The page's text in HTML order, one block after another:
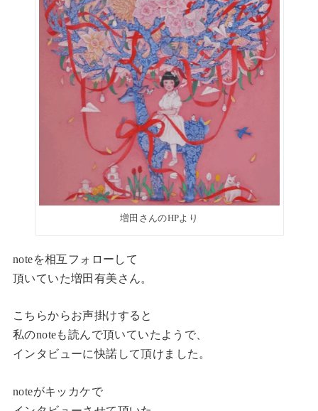
増田さんのHPより
noteを相互フォローして
頂いていた増田有美さん。
こちらからお声掛けすると
私のnoteも読んで頂いていたようで、
インタビューに快諾して頂けました。
noteがキッカケで